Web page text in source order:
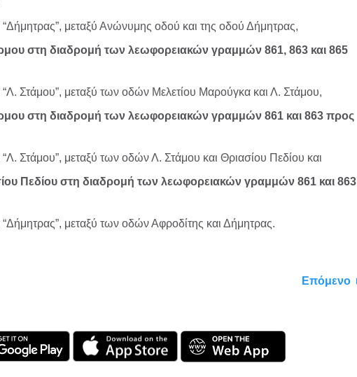
μεταξύ Ανώνυμης οδού και της οδού Δήμητρας,
στη διαδρομή των λεωφορειακών γραμμών 861, 863 και 865
Στάμου”, μεταξύ των οδών Μελετίου Μαρούγκα και Λ. Στάμου,
στη διαδρομή των λεωφορειακών γραμμών 861 και 863 προς
Στάμου”, μεταξύ των οδών Λ. Στάμου και Θριασίου Πεδίου και
Πεδίου στη διαδρομή των λεωφορειακών γραμμών 861 και 863
μεταξύ των οδών Αφροδίτης και Δήμητρας.
Επόμενο